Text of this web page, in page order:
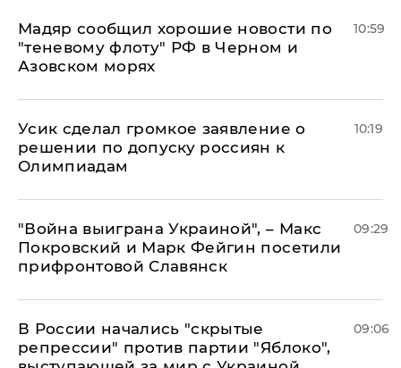
Мадяр сообщил хорошие новости по
"теневому флоту" РФ в Черном и
Азовском морях
10:59
Усик сделал громкое заявление о
решении по допуску россиян к
Олимпиадам
10:19
"Война выиграна Украиной", – Макс
Покровский и Марк Фейгин посетили
прифронтовой Славянск
09:29
В России начались "скрытые
репрессии" против партии "Яблоко",
09:06